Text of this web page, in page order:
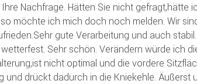
Nachfrage. Hätten Sie nicht gefragt,hätte
möchte ich mich doch noch melden. Wir
gute Verarbeitung und auch
Sehr schön. Verändern würde ich
nicht optimal und die vordere
und drückt dadurch in die Kniekehle. Äußerst